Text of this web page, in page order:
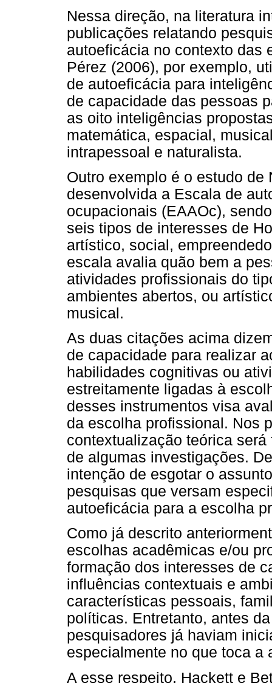
Nessa direção, na literatura
publicações relatando
autoeficácia no contexto das
Pérez (2006), por exemplo,
de autoeficácia para
de capacidade das pessoas
as oito inteligências
matemática, espacial,
intrapessoal e naturalista.
Outro exemplo é o estudo de
desenvolvida a Escala de
ocupacionais (EAAOc),
seis tipos de interesses de
artístico, social,
escala avalia quão bem a
atividades profissionais do
ambientes abertos, ou
musical.
As duas citações acima
de capacidade para realizar
habilidades cognitivas ou
estreitamente ligadas à
desses instrumentos visa
da escolha profissional. Nos
contextualização teórica
de algumas investigações.
intenção de esgotar o
pesquisas que versam
autoeficácia para a escolha
Como já descrito
escolhas acadêmicas e/ou
formação dos interesses de
influências contextuais e
características pessoais,
políticas. Entretanto, antes
pesquisadores já haviam
especialmente no que toca a
A esse respeito, Hackett e